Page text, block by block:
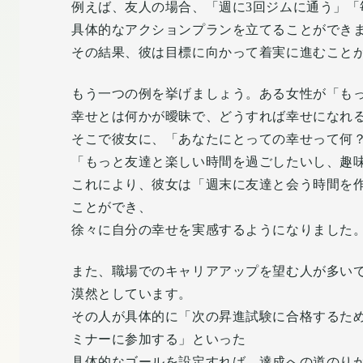
例えば、友人の場合、「週に3回ジムに通う」
具体的なアクションプランを立てることができ
その結果、彼は目標に向かって着実に進むこと
もう一つの例を挙げましょう。ある女性が「も
幸せとは何かが曖昧で、どうすれば幸せになれ
そこで彼女に、「あなたにとっての幸せって何
「もっと友達と楽しい時間を過ごしたいし、
これにより、彼女は「週末に友達と会う時間を
ことができ、
徐々に自分の幸せを実感するようになりました
また、職場でのキャリアアップを望む人が多
漠然としています。
その人が具体的に「次の昇進試験に合格するた
ミナーに参加する」といった